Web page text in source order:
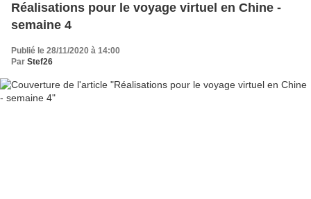
Réalisations pour le voyage virtuel en Chine -
semaine 4
Publié le 28/11/2020 à 14:00
Par Stef26